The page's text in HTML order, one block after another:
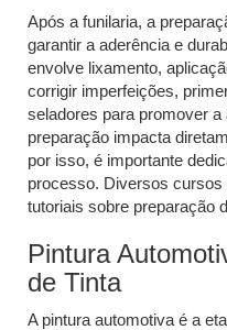
Após a funilaria, a
garantir a aderência e
envolve lixamento,
corrigir imperfeições,
seladores para promover a
preparação impacta
por isso, é importante
processo. Diversos
tutoriais sobre preparação
Pintura
de Tinta
A pintura automotiva é a